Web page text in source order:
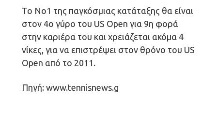
Το Νο1 της παγκόσμιας κατάταξης θα είναι
στον 4ο γύρο του US Open για 9η φορά
στην καριέρα του και χρειάζεται ακόμα 4
νίκες, για να επιστρέψει στον θρόνο του US
Open από το 2011.
Πηγή: www.tennisnews.g